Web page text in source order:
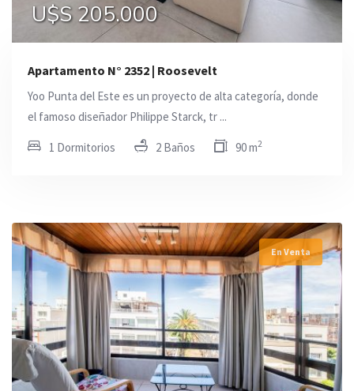
U$S 205.000
Apartamento N° 2352 | Roosevelt
Yoo Punta del Este es un proyecto de alta categoría, donde
el famoso diseñador Philippe Starck, tr ...
1 Dormitorios 2 Baños 90 m2
En Venta